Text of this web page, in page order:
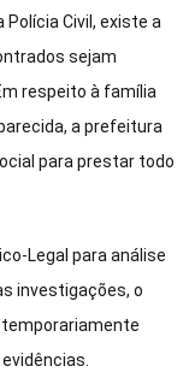
Civil, existe a
sejam
respeito à família
a prefeitura
para prestar todo
Legal para análise
investigações, o
temporariamente